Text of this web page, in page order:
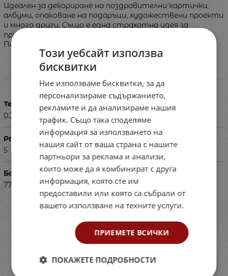
Идеален за декориране на поздравителни картички,
албуми, опаковане на подаръци, художествени проекти
и много други. Също е една страхотна идея за
притурка към подарък. Лесен и удобен за използване.
Перфораторът е за прорязване на хартия: 120-220 гр.
Характеристики
Тегло в кг
0.330
Размери в см
5
Баркод (ISBN, UPC, др.)
77ELL120038
Този уебсайт използва
бисквитки
Ние използваме бисквитки, за да
персонализираме съдържанието,
рекламите и да анализираме нашия
трафик. Също така споделяме
информация за използването на
нашия сайт от ваша страна с нашите
партньори за реклама и анализи,
които може да я комбинират с друга
информация, която сте им
предоставили или която са събрали от
вашето използване на техните услуги.
ПРИЕМЕТЕ ВСИЧКИ
ПОКАЖЕТЕ ПОДРОБНОСТИ